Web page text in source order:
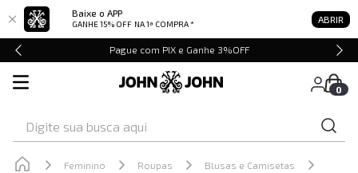
Baixe o APP
GANHE 15% OFF NA 1ª COMPRA * ABRIR
Pague com PIX e Ganhe 3%OFF
0
Feminino Roupas
Blusas e Camisetas